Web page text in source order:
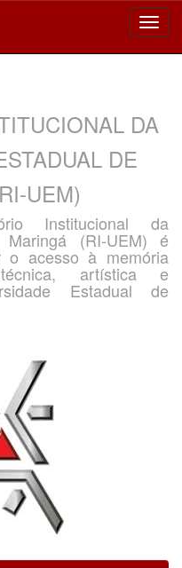
DA
DE
UEM)
Institucional da
(RI-UEM) é
o acesso à memória
artística e
Estadual de